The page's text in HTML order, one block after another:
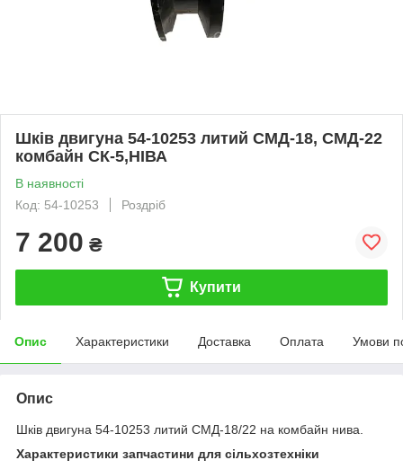
Шків двигуна 54-10253 литий СМД-18, СМД-22
комбайн СК-5,НІВА
В наявності
Код: 54-10253
Роздріб
7 200 ₴
Купити
Опис Характеристики Доставка Оплата Умови
Опис
Шків двигуна 54-10253 литий СМД-18/22 на комбайн нива.
Характеристики запчастини для сільхозтехніки